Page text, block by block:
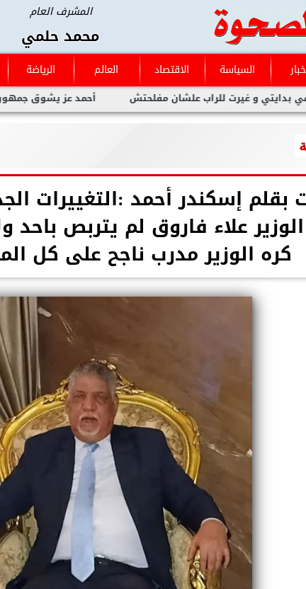
المشرف العام
محمد حلمي
السياسة الاقتصاد العالم الرياضة
أحمد عز يشوق جمهوره للمسلسل غيرت للراب علشان مفلحتش
بقلم إسكندر أحمد :التغييرات
الوزير علاء فاروق لم يتربص
كره الوزير مدرب ناجح على كل